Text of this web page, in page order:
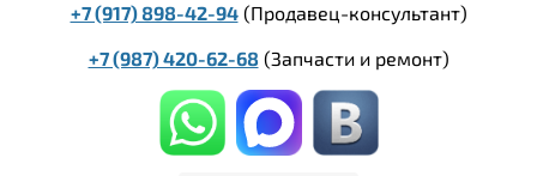
+7 (917) 898-42-94(Продавец-консультант)
+7 (987) 420-62-68 (Запчасти и ремонт)